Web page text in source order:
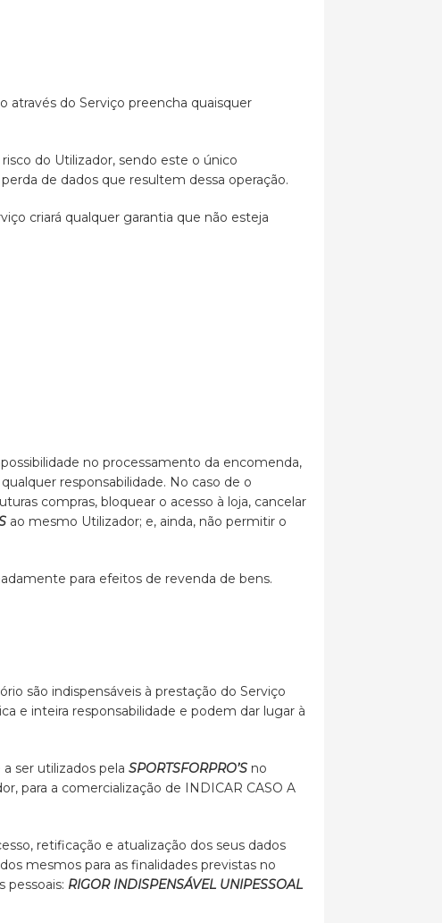
do Serviço preencha quaisquer
do Utilizador, sendo este o único
de dados que resultem dessa operação.
criará qualquer garantia que não esteja
no processamento da encomenda,
responsabilidade. No caso de o
compras, bloquear o acesso à loja, cancelar
ao mesmo Utilizador; e, ainda, não permitir o
para efeitos de revenda de bens.
são indispensáveis à prestação do Serviço
e inteira responsabilidade e podem dar lugar à
ser utilizados pela SPORTSFORPRO’S no
para a comercialização de INDICAR CASO A
retificação e atualização dos seus dados
mesmos para as finalidades previstas no
pessoais: RIGOR INDISPENSÁVEL UNIPESSOAL